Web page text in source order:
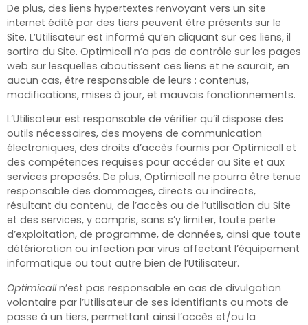
De plus, des liens hypertextes renvoyant vers un site
internet édité par des tiers peuvent être présents sur le
Site. L’Utilisateur est informé qu’en cliquant sur ces liens, il
sortira du Site. Optimicall n’a pas de contrôle sur les pages
web sur lesquelles aboutissent ces liens et ne saurait, en
aucun cas, être responsable de leurs : contenus,
modifications, mises à jour, et mauvais fonctionnements.
L’Utilisateur est responsable de vérifier qu’il dispose des
outils nécessaires, des moyens de communication
électroniques, des droits d’accès fournis par Optimicall et
des compétences requises pour accéder au Site et aux
services proposés. De plus, Optimicall ne pourra être tenue
responsable des dommages, directs ou indirects,
résultant du contenu, de l’accès ou de l’utilisation du Site
et des services, y compris, sans s’y limiter, toute perte
d’exploitation, de programme, de données, ainsi que toute
détérioration ou infection par virus affectant l’équipement
informatique ou tout autre bien de l’Utilisateur.
Optimicalln’est pas responsable en cas de divulgation
volontaire par l’Utilisateur de ses identifiants ou mots de
passe à un tiers, permettant ainsi l’accès et/ou la